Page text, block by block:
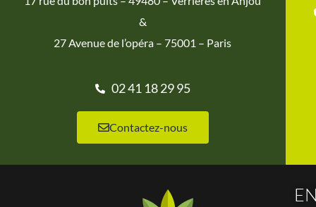
&
27 Avenue de l’opéra – 75001 – Paris
02 41 18 29 95
Contactez-nous